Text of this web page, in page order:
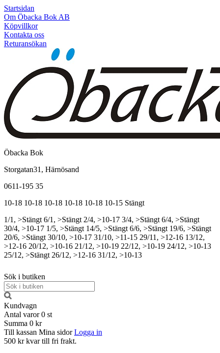
Startsidan
Om Öbacka Bok AB
Köpvillkor
Kontakta oss
Returansökan
Öbacka Bok
Storgatan31, Härnösand
0611-195 35
10-18 10-18 10-18 10-18 10-18 10-15 Stängt
1/1, >Stängt 6/1, >Stängt 2/4, >10-17 3/4, >Stängt 6/4, >Stängt
30/4, >10-17 1/5, >Stängt 14/5, >Stängt 6/6, >Stängt 19/6, >Stängt
20/6, >Stängt 30/10, >10-17 31/10, >11-15 29/11, >12-16 13/12,
>12-16 20/12, >10-16 21/12, >10-19 22/12, >10-19 24/12, >10-13
25/12, >Stängt 26/12, >12-16 31/12, >10-13
Sök i butiken
Kundvagn
Antal varor 0 st
Summa 0 kr
Till kassan Mina sidor Logga in
500 kr kvar till fri frakt.